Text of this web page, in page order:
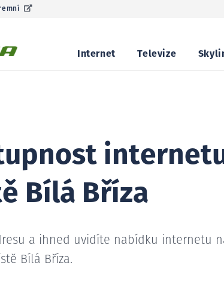
Internet Televize
Bílá Bříza
a ihned uvidíte nabídku internetu
Bílá Bříza.